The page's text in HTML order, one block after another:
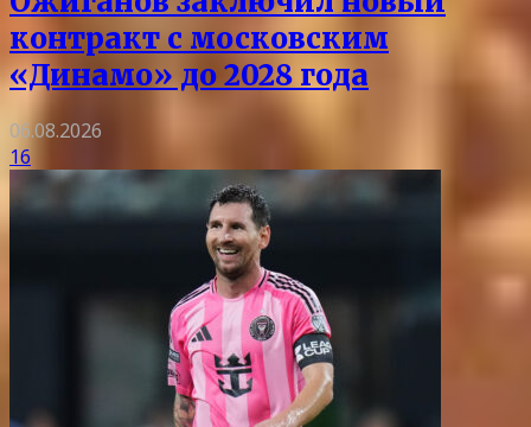
контракт с московским
«Динамо» до 2028 года
06.08.2026
16